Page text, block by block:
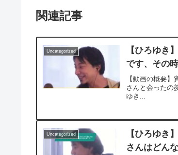
関連記事
Uncategorized
【ひろゆき
です、その
【動画の概要
さんと会ったの
ゆき...
Uncategorized
【ひろゆき
さんはどん